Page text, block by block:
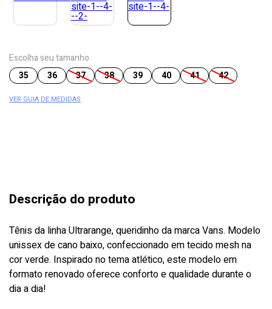
Escolha seu tamanho:
35
36 37 38 39 40 41 42
VER GUIA DE MEDIDAS
Descrição do produto
Tênis da linha Ultrarange, queridinho da marca Vans. Modelo
unissex de cano baixo, confeccionado em tecido mesh na
cor verde. Inspirado no tema atlético, este modelo em
formato renovado oferece conforto e qualidade durante o
dia a dia!